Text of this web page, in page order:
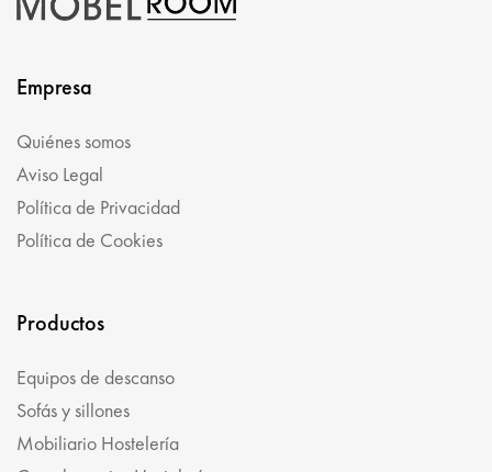
Empresa
Quiénes somos
Aviso Legal
Política de Privacidad
Política de Cookies
Productos
Equipos de descanso
Sofás y sillones
Mobiliario Hostelería